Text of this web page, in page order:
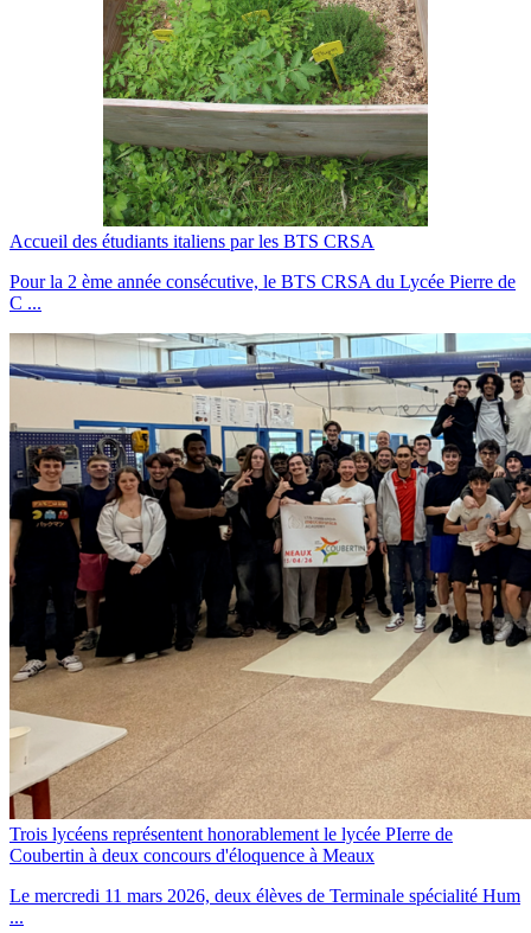
Accueil des étudiants italiens par les BTS CRSA
Pour la 2 ème année consécutive, le BTS CRSA du Lycée Pierre de
C ...
Trois lycéens représentent honorablement le lycée PIerre de
Coubertin à deux concours d'éloquence à Meaux
Le mercredi 11 mars 2026, deux élèves de Terminale spécialité Hum
...